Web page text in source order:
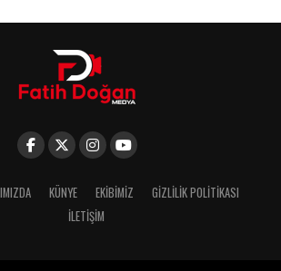
KÜNYE EKIBIMIZ
GIZLILIK POLITIKASI
İLETIŞIM